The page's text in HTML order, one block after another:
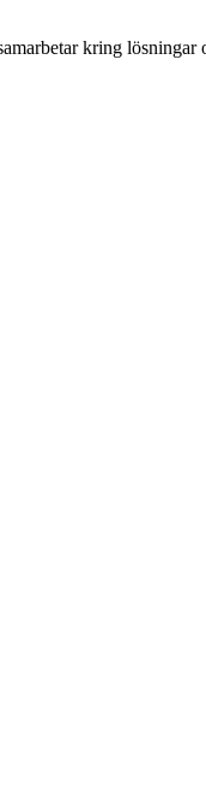
kring